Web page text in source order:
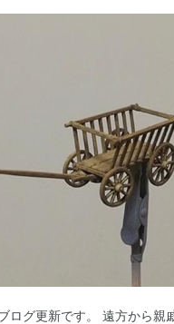
ログ更新です。 遠方から親